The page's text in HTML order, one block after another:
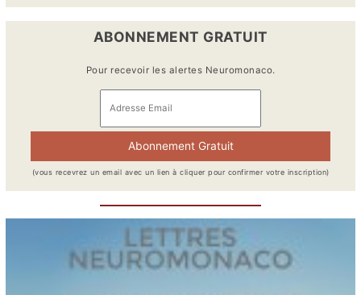
ABONNEMENT GRATUIT
Pour recevoir les alertes Neuromonaco.
(vous recevrez un email avec un lien à cliquer pour confirmer votre inscription)